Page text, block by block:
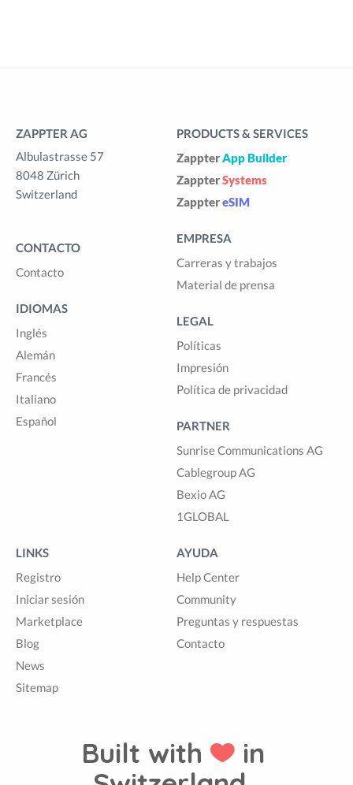
ZAPPTER AG
Albulastrasse 57
8048 Zürich
Switzerland
CONTACTO
Contacto
IDIOMAS
Inglés
Alemán
Francés
Italiano
Español
PRODUCTS & SERVICES
ZappterApp Builder
ZappterSystems
ZapptereSIM
EMPRESA
Carreras y trabajos
Material de prensa
LEGAL
Políticas
Impresión
Política de privacidad
PARTNER
Sunrise Communications AG
Cablegroup AG
Bexio AG
1GLOBAL
LINKS
Registro
Iniciar sesión
Marketplace
Blog
News
Sitemap
AYUDA
Help Center
Community
Preguntas y respuestas
Contacto
Built with
in